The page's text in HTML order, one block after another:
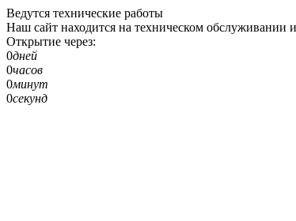
Ведутся технические работы
Наш сайт находится на техническом обслуживании и
Открытие через:
0дней
0часов
0минут
0секунд